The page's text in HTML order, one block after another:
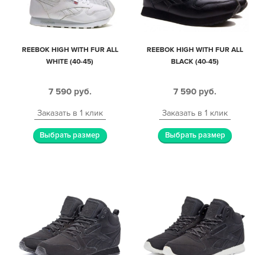
REEBOK HIGH WITH FUR ALL
WHITE (40-45)
7 590 руб.
Заказать в 1 клик
Выбрать размер
REEBOK HIGH WITH FUR ALL
BLACK (40-45)
7 590 руб.
Заказать в 1 клик
Выбрать размер